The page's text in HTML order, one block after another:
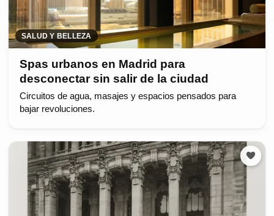
SALUD Y BELLEZA
Spas urbanos en Madrid para
desconectar sin salir de la ciudad
Circuitos de agua, masajes y espacios pensados para
bajar revoluciones.